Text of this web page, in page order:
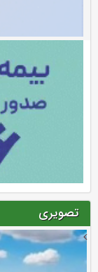
تصویری